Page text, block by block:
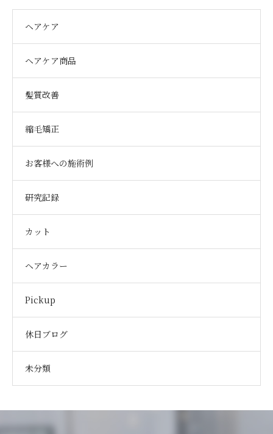
ヘアケア
ヘアケア商品
髪質改善
縮毛矯正
お客様への施術例
研究記録
カット
ヘアカラー
Pickup
休日ブログ
未分類